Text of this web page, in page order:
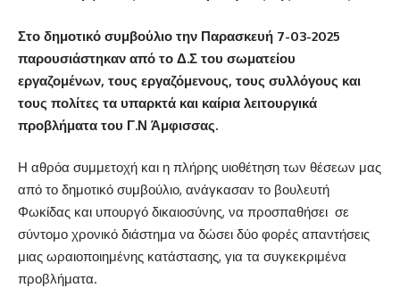
Στο δημοτικό συμβούλιο την Παρασκευή 7-03-2025
παρουσιάστηκαν από το Δ.Σ του σωματείου
εργαζομένων, τους εργαζόμενους, τους συλλόγους και
τους πολίτες τα υπαρκτά και καίρια λειτουργικά
προβλήματα του Γ.Ν Άμφισσας.
Η αθρόα συμμετοχή και η πλήρης υιοθέτηση των θέσεων μας
από το δημοτικό συμβούλιο, ανάγκασαν το βουλευτή
Φωκίδας και υπουργό δικαιοσύνης, να προσπαθήσει σε
σύντομο χρονικό διάστημα να δώσει δύο φορές απαντήσεις
μιας ωραιοποιημένης κατάστασης, για τα συγκεκριμένα
προβλήματα.